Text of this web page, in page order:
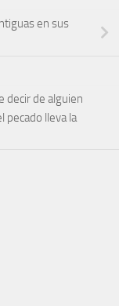
en sus
decir de alguien
pecado lleva la